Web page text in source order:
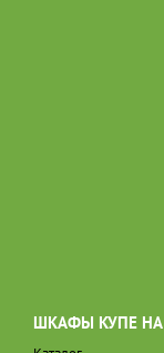
ШКАФЫ КУПЕ НА